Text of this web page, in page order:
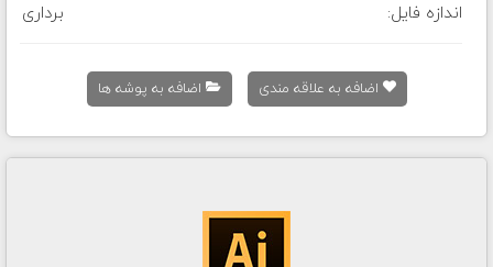
اندازه فایل: برداری
اضافه به علاقه مندی اضافه به پوشه ها